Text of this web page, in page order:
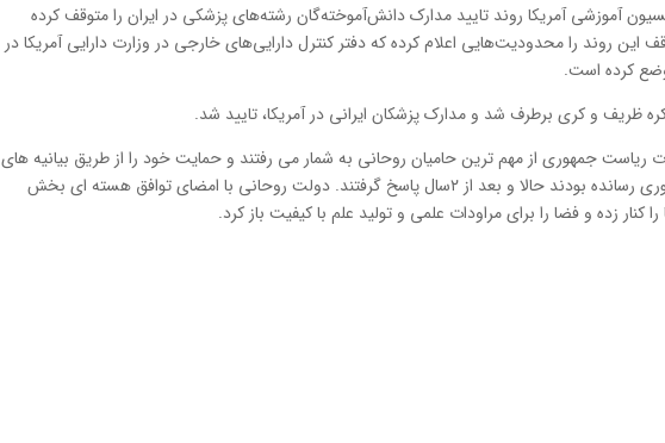
آموزشي آمريكا روند تایید مدارک دانش‌آموخته‌گان رشته‌های پزشکی در ایران را متوقف کرده
این روند را محدودیت‌هایی اعلام کرده که دفتر کنترل دارایی‌های خارجی در وزارت دارایی آمریکا در
وضع کرده است.
ظریف و کری برطرف شد و مدارک پزشکان ایرانی در آمریکا، تایید شد.
ریاست جمهوری از مهم ترین حامیان روحانی به شمار می رفتند و حمایت خود را از طریق بیانیه های
مختلف به گوش رییس جمهوری رسانده بودند حالا و بعد از ۲سال پاسخ گرفتند. دولت روحانی با امضای توافق هسته ای بخش
کنار زده و فضا را برای مراودات علمی و تولید علم با کیفیت باز کرد.